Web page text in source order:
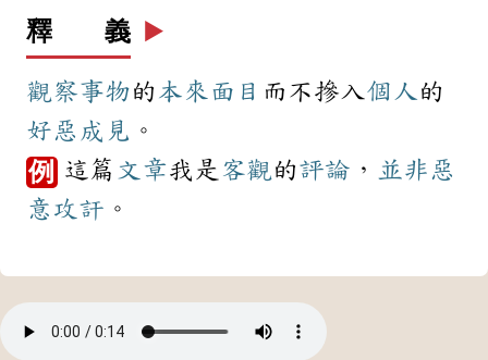
釋 義 ▶️
觀察事物的 本來面目 而不摻入個人 的
好惡 成見 。
例 這篇 文章我是 客觀的評論 ， 並非 惡
意 攻訐 。